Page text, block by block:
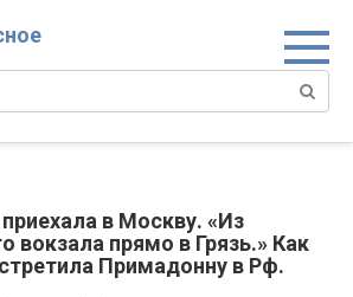
в Москву. «Из
вокзала прямо в Грязь.» Как
Примадонну в Рф.